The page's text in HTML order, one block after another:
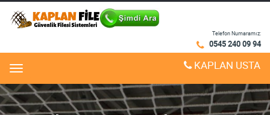
Telefon Numaramız:
0545 240 09 94
Menu KAPLAN USTA